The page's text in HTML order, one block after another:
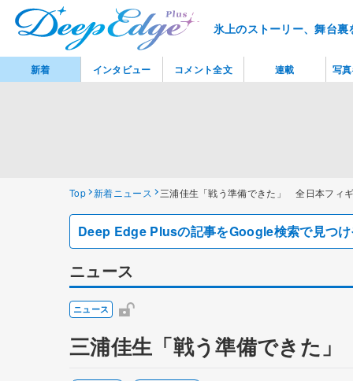
氷上のストーリー、舞台
Top 新着ニュース 三浦佳生「戦う準備できた」 全日本フィ
Deep Edge Plusの記事をGoogle検索で見つ
ニュース
ニュース
三浦佳生「戦う準備できた
新着 インタビュー コメント全文 連載 写